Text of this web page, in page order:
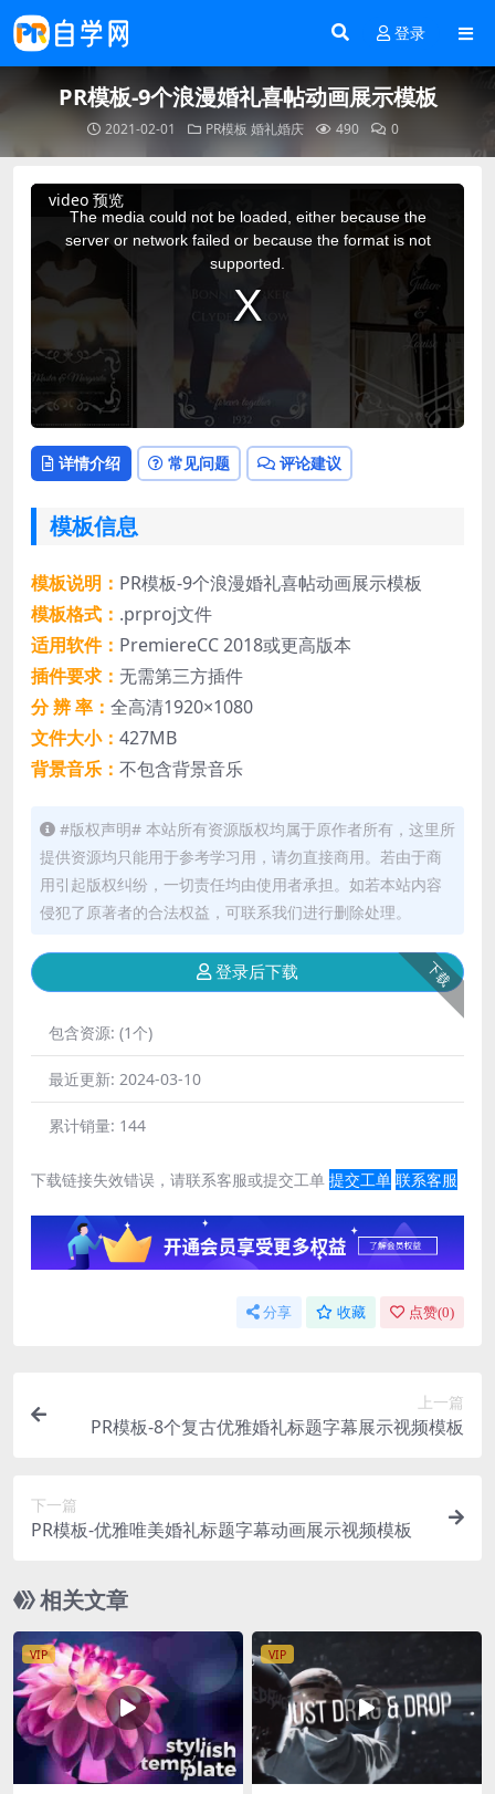
登录
PR模板-9个浪漫婚礼喜帖动画展示模板
2021-02-01 PR模板 婚礼婚庆 490 0
video 预览
This
The media could not be loaded, either because the
server or network failed or because the format is not
supported.
详情介绍 常见问题 评论建议
模板信息
模板说明： PR模板-9个浪漫婚礼喜帖动画展示模板
模板格式： .prproj文件
适用软件： PremiereCC 2018或更高版本
插件要求： 无需第三方插件
分 辨 率： 全高清1920×1080
文件大小： 427MB
背景音乐： 不包含背景音乐
#版权声明# 本站所有资源版权均属于原作者所有，这里所
提供资源均只能用于参考学习用，请勿直接商用。若由于商
用引起版权纠纷，一切责任均由使用者承担。如若本站内容
侵犯了原著者的合法权益，可联系我们进行删除处理。
下载
登录后下载
包含资源: (1个)
最近更新: 2024-03-10
累计销量: 144
下载链接失效错误，请联系客服或提交工单 提交工单 联系客服
分享 收藏 点赞(0)
上一篇
PR模板-8个复古优雅婚礼标题字幕展示视频模板
下一篇
PR模板-优雅唯美婚礼标题字幕动画展示视频模板
相关文章
VIP VIP